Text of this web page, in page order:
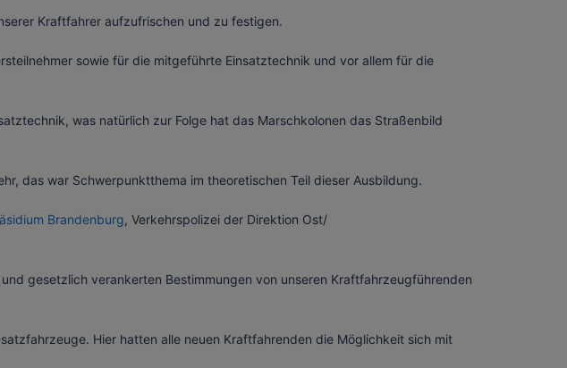
Kraftfahrer aufzufrischen und zu festigen.
sowie für die mitgeführte Einsatztechnik und vor allem für die
was natürlich zur Folge hat das Marschkolonen das Straßenbild
das war Schwerpunktthema im theoretischen Teil dieser Ausbildung.
Brandenburg, Verkehrspolizei der Direktion Ost/
gesetzlich verankerten Bestimmungen von unseren Kraftfahrzeugführenden
Hier hatten alle neuen Kraftfahrenden die Möglichkeit sich mit